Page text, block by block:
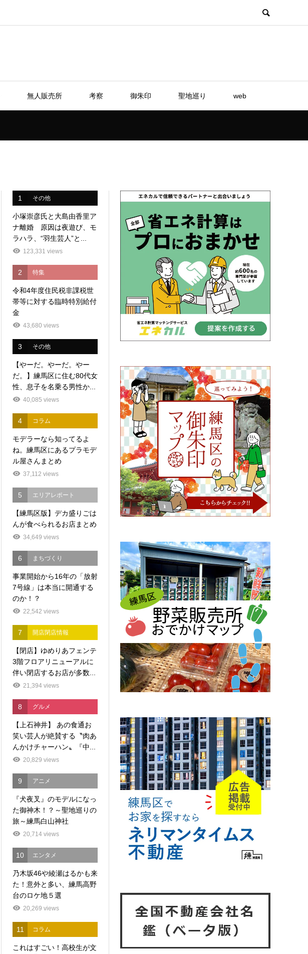
無人販売所 考察 御朱印 聖地巡り web
1 その他
小塚崇彦氏と大島由香里ア
ナ離婚 原因は夜遊び、モ
ラハラ、“羽生芸人”と...
123,331 views
2 特集
令和4年度住民税非課税世
帯等に対する臨時特別給付
金
43,680 views
3 その他
【やーだ。やーだ。やー
だ。】練馬区に住む80代女
性、息子を名乗る男性か...
40,085 views
4 コラム
モデラーなら知ってるよ
ね。練馬区にあるプラモデ
ル屋さんまとめ
37,112 views
5 エリアレポート
【練馬区版】デカ盛りごは
んが食べられるお店まとめ
34,649 views
6 まちづくり
事業開始から16年の「放射
7号線」は本当に開通する
のか！？
22,542 views
7 開店閉店情報
【閉店】ゆめりあフェンテ
3階フロアリニューアルに
伴い閉店するお店が多数...
21,394 views
8 グルメ
【上石神井】 あの食通お
笑い芸人が絶賛する〝肉あ
んかけチャーハン〟『中...
20,829 views
9 アニメ
『犬夜叉』のモデルになっ
た御神木！？～聖地巡りの
旅～練馬白山神社
20,714 views
10 エンタメ
乃木坂46や綾瀬はるかも来
た！意外と多い、練馬高野
台のロケ地５選
20,269 views
11 コラム
これはすごい！高校生が文